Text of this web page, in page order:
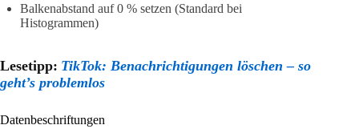
Balkenabstand auf 0 % setzen (Standard bei
Histogrammen)
Lesetipp: TikTok: Benachrichtigungen löschen – so
geht’s problemlos
Datenbeschriftungen